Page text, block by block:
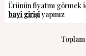
Ürünün fiyatını görmek
bayi girişiyapınız
Toplam